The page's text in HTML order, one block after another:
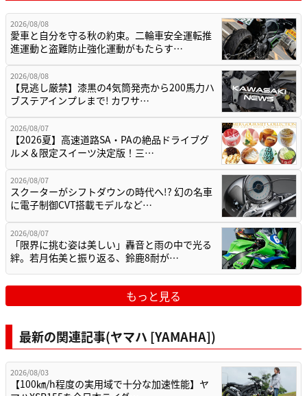
2026/08/08
愛車と自分を守る秋の約束。二輪車安全運転推
進運動と盗難防止強化運動がもたらす…
2026/08/08
【見逃し厳禁】漆黒の4気筒発売から200馬力ハ
ブステアインプレまで! カワサ…
2026/08/07
【2026夏】高速道路SA・PAの絶品ドライブグ
ルメ＆限定スイーツ決定版！三…
2026/08/07
スクーターがシフトダウンの時代へ!? 幻の名車
に電子制御CVT搭載モデルなど…
2026/08/07
「限界に挑む姿は美しい」轟音と雨の中で光る
絆。若月佑美と振り返る、鈴鹿8耐が…
もっと見る
最新の関連記事(ヤマハ [YAMAHA])
2026/08/03
【100㎞/h程度の実用域で十分な加速性能】ヤ